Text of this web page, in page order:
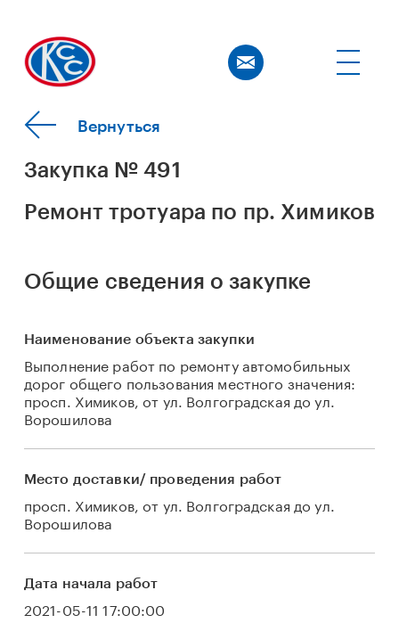
Вернуться
Закупка № 491
Ремонт тротуара по пр. Химиков
Общие сведения о закупке
Наименование объекта закупки
Выполнение работ по ремонту автомобильных
дорог общего пользования местного значения:
просп. Химиков, от ул. Волгоградская до ул.
Ворошилова
Место доставки/ проведения работ
просп. Химиков, от ул. Волгоградская до ул.
Ворошилова
Дата начала работ
2021-05-11 17:00:00